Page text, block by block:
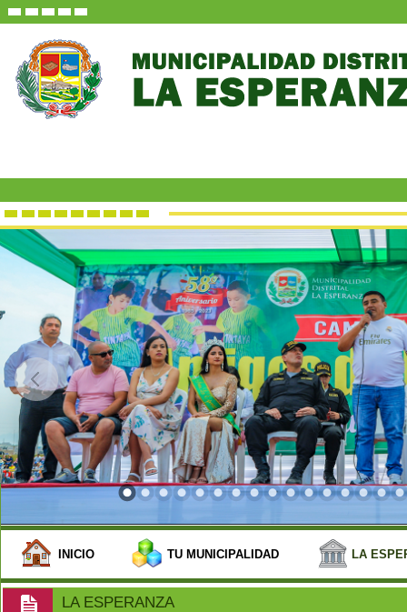
INICIO TU MUNICIPALIDAD LA
LA ESPERANZA